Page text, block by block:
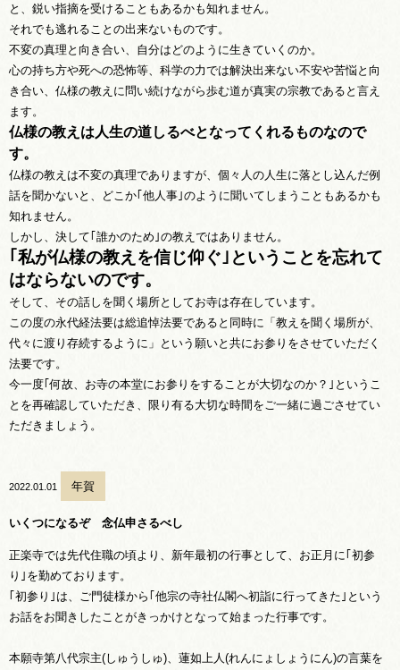
と、鋭い指摘を受けることもあるかも知れません。
それでも逃れることの出来ないものです。
不変の真理と向き合い、自分はどのように生きていくのか。
心の持ち方や死への恐怖等、科学の力では解決出来ない不安や苦悩と向
き合い、仏様の教えに問い続けながら歩む道が真実の宗教であると言え
ます。
仏様の教えは人生の道しるべとなってくれるものなので
す。
仏様の教えは不変の真理でありますが、個々人の人生に落とし込んだ例
話を聞かないと、どこか｢他人事｣のように聞いてしまうこともあるかも
知れません。
しかし、決して｢誰かのため｣の教えではありません。
｢私が仏様の教えを信じ仰ぐ｣ということを忘れて
はならないのです。
そして、その話しを聞く場所としてお寺は存在しています。
この度の永代経法要は総追悼法要であると同時に「教えを聞く場所が、
代々に渡り存続するように」という願いと共にお参りをさせていただく
法要です。
今一度｢何故、お寺の本堂にお参りをすることが大切なのか？｣というこ
とを再確認していただき、限り有る大切な時間をご一緒に過ごさせてい
ただきましょう。
2022.01.01 年賀
いくつになるぞ 念仏申さるべし
正楽寺では先代住職の頃より、新年最初の行事として、お正月に｢初参
り｣を勤めております。
｢初参り｣は、ご門徒様から｢他宗の寺社仏閣へ初詣に行ってきた｣という
お話をお聞きしたことがきっかけとなって始まった行事です。
本願寺第八代宗主(しゅうしゅ)、蓮如上人(れんにょしょうにん)の言葉を